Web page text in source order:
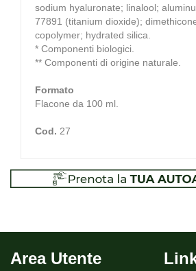
sodium hyaluronate; linalool;
77891 (titanium dioxide);
copolymer; hydrated silica.
* Componenti biologici.
** Componenti di origine naturale.
Formato
Flacone da 100 ml.
Cod. 27
Area Utente